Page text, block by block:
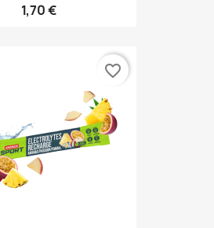
1,70 €
favorite_border